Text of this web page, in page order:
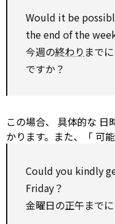
Would it be
the end of the
今週の終わり まで
ですか？
この場合、 具体的な 日
かります。また、「 可
Could you kindly
Friday？
金曜日の正午まで